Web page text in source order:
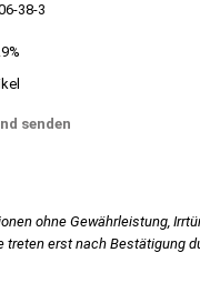
38-3
senden
ohne Gewährleistung,
treten erst nach Bestätigung